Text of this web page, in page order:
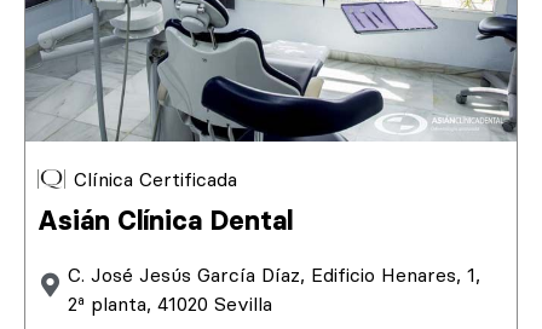
Clínica Certificada
Asián Clínica Dental
C. José Jesús García Díaz, Edificio Henares, 1,
2ª planta, 41020 Sevilla